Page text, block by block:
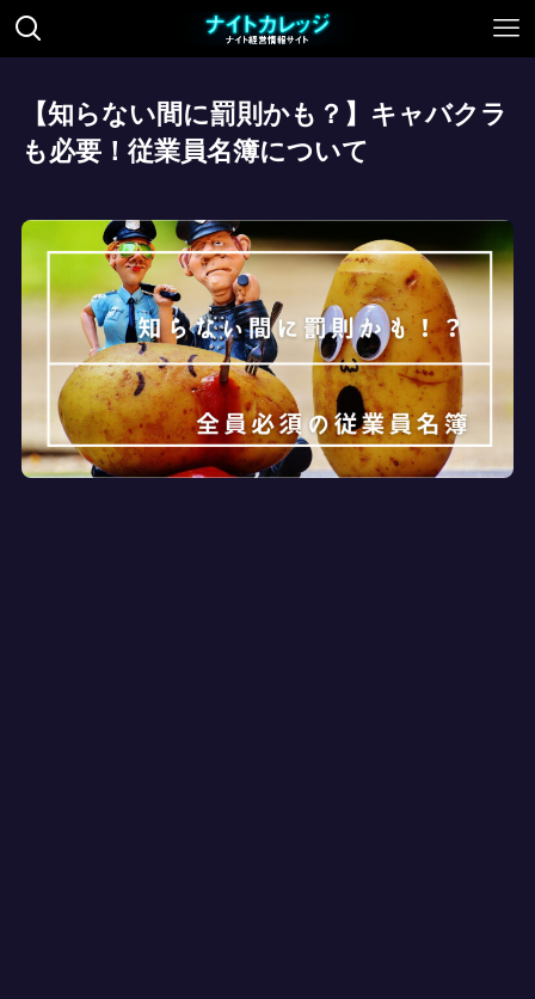
【知らない間に罰則かも？】キャバクラ
も必要！従業員名簿について